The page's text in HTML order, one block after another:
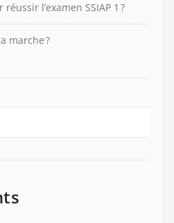
l’examen SSIAP 1 ?
marche ?